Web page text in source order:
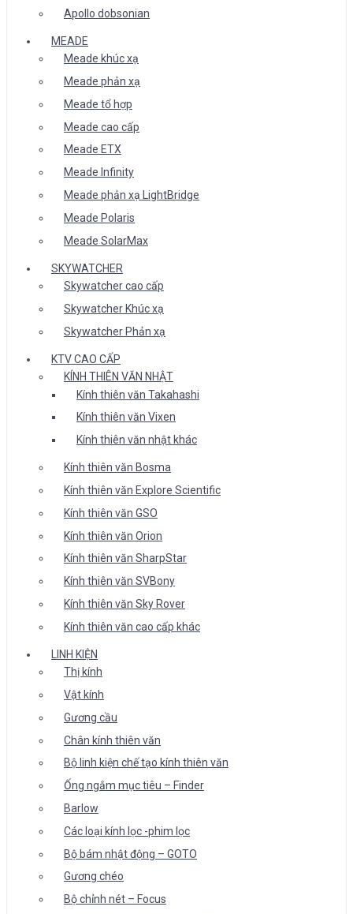
Apollo dobsonian
MEADE
Meade khúc xạ
Meade phản xạ
Meade tổ hợp
Meade cao cấp
Meade ETX
Meade Infinity
Meade phản xạ LightBridge
Meade Polaris
Meade SolarMax
SKYWATCHER
Skywatcher cao cấp
Skywatcher Khúc xạ
Skywatcher Phản xạ
KTV CAO CẤP
KÍNH THIÊN VĂN NHẬT
Kính thiên văn Takahashi
Kính thiên văn Vixen
Kính thiên văn nhật khác
Kính thiên văn Bosma
Kính thiên văn Explore Scientific
Kính thiên văn GSO
Kính thiên văn Orion
Kính thiên văn SharpStar
Kính thiên văn SVBony
Kính thiên văn Sky Rover
Kính thiên văn cao cấp khác
LINH KIỆN
Thị kính
Vật kính
Gương cầu
Chân kính thiên văn
Bộ linh kiện chế tạo kính thiên văn
Ống ngắm mục tiêu – Finder
Barlow
Các loại kính lọc -phim lọc
Bộ bám nhật động – GOTO
Gương chéo
Bộ chỉnh nét – Focus